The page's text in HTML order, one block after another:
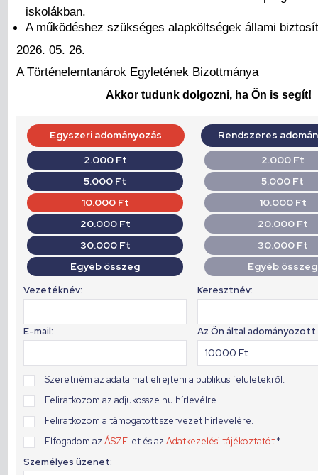
iskolákban.
A működéshez szükséges alapköltségek állami
2026. 05. 26.
A Történelemtanárok Egyletének Bizottmánya
Akkor tudunk dolgozni, ha Ön is segít!